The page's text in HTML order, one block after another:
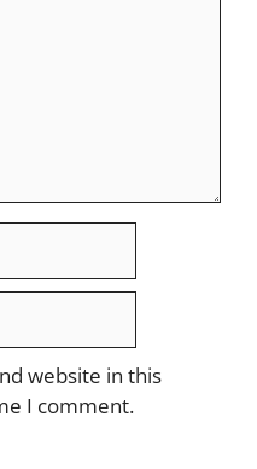
website in this
I comment.